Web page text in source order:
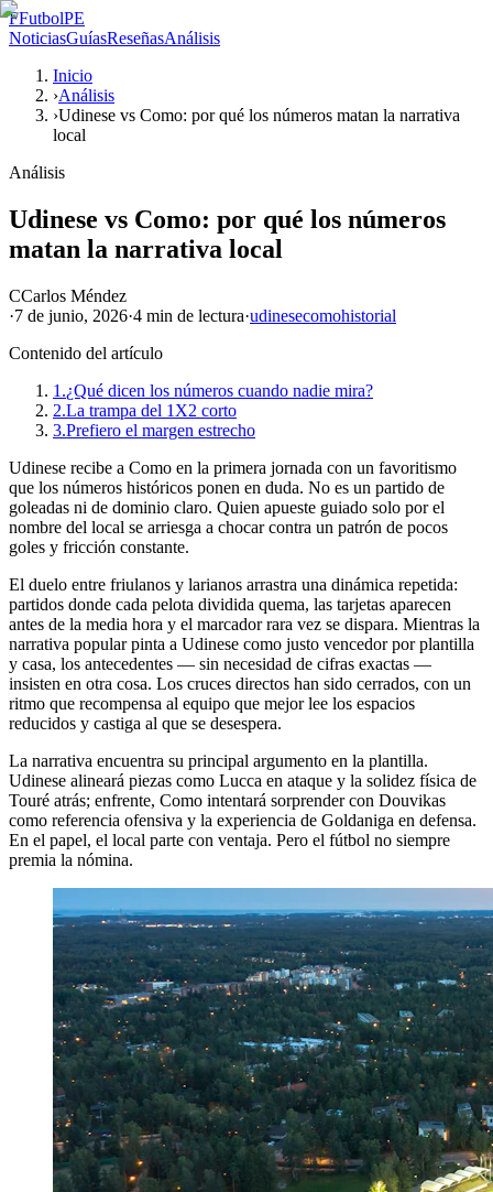
FFutbolPE
NoticiasGuíasReseñasAnálisis
Inicio
›Análisis
›Udinese vs Como: por qué los números matan la narrativa
local
Análisis
Udinese vs Como: por qué los números
matan la narrativa local
CCarlos Méndez
·7 de junio, 2026·4 min de lectura·udinesecomohistorial
Contenido del artículo
1.¿Qué dicen los números cuando nadie mira?
2.La trampa del 1X2 corto
3.Prefiero el margen estrecho
Udinese recibe a Como en la primera jornada con un favoritismo
que los números históricos ponen en duda. No es un partido de
goleadas ni de dominio claro. Quien apueste guiado solo por el
nombre del local se arriesga a chocar contra un patrón de pocos
goles y fricción constante.
El duelo entre friulanos y larianos arrastra una dinámica repetida:
partidos donde cada pelota dividida quema, las tarjetas aparecen
antes de la media hora y el marcador rara vez se dispara. Mientras la
narrativa popular pinta a Udinese como justo vencedor por plantilla
y casa, los antecedentes — sin necesidad de cifras exactas —
insisten en otra cosa. Los cruces directos han sido cerrados, con un
ritmo que recompensa al equipo que mejor lee los espacios
reducidos y castiga al que se desespera.
La narrativa encuentra su principal argumento en la plantilla.
Udinese alineará piezas como Lucca en ataque y la solidez física de
Touré atrás; enfrente, Como intentará sorprender con Douvikas
como referencia ofensiva y la experiencia de Goldaniga en defensa.
En el papel, el local parte con ventaja. Pero el fútbol no siempre
premia la nómina.